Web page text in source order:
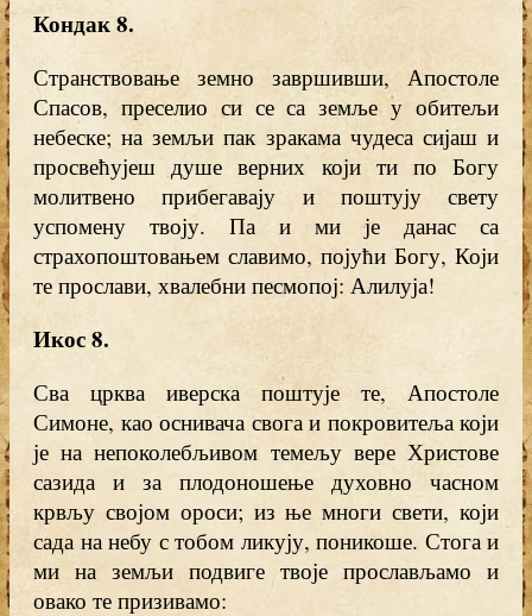
Кондак 8.
Странствовање земно завршивши, Апостоле
Спасов, преселио си се са земље у обитељи
небеске; на земљи пак зракама чудеса сијаш и
просвећујеш душе верних који ти по Богу
молитвено прибегавају и поштују свету
успомену твоју. Па и ми је данас са
страхопоштовањем славимо, појући Богу, Који
те прослави, хвалебни песмопој: Алилуја!
Икос 8.
Сва црква иверска поштује те, Апостоле
Симоне, као оснивача свога и покровитеља који
је на непоколебљивом темељу вере Христове
сазида и за плодоношење духовно часном
крвљу својом ороси; из ње многи свети, који
сада на небу с тобом ликују, поникоше. Стога и
ми на земљи подвиге твоје прослављамо и
овако те призивамо: